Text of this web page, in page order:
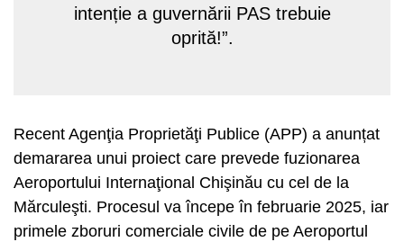
intenție a guvernării PAS trebuie
oprită!”.
Recent Agenţia Proprietăţi Publice (APP) a anunțat
demararea unui proiect care prevede fuzionarea
Aeroportului Internaţional Chişinău cu cel de la
Mărculeşti. Procesul va începe în februarie 2025, iar
primele zboruri comerciale civile de pe Aeroportul